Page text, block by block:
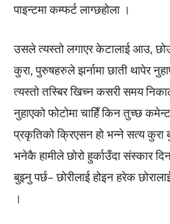
पाइन्टमा कम्फर्ट लाग्छहोला ।
उसले त्यस्तो लगाएर केटालाई आउ,
कुरा, पुरुषहरुले झर्नामा छाती थापेर
त्यस्तो तस्बिर खिच्न कसरी समय
नुहाएको फोटोमा चाहिँ किन तुच्छ
प्रकृतिको क्रिएसन हो भन्ने सत्य कुरा
भनेकै हामीले छोरो हुर्काउँदा संस्कार
बुझ्नु पर्छ– छोरीलाई होइन हरेक
।